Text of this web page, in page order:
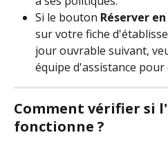
Si le bouton Réserver
sur votre fiche
jour ouvrable suivant,
équipe d'assistance
Comment vérifier si
fonctionne ?